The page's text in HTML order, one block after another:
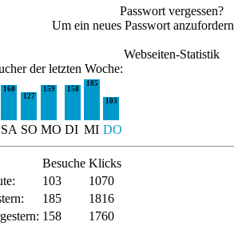
Passwort vergessen?
Um ein neues Passwort anzufordern
Webseiten-Statistik
der letzten Woche:
160
127
159 158
185
103
SA SO MO DI MI DO
Besuche Klicks
103
1070
185
1816
158 1760